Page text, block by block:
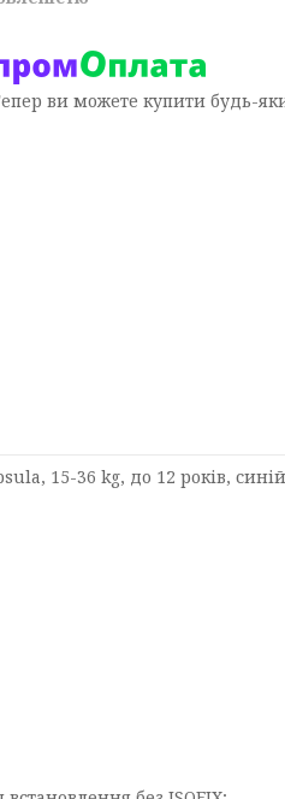
ви можете купити будь-
15-36 kg, до 12 років,